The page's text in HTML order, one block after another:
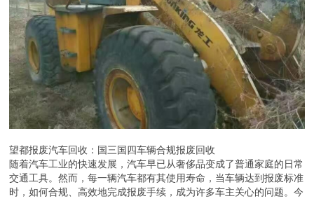
望都报废汽车回收：国三国四车辆合规报废回收
随着汽车工业的快速发展，汽车早已从奢侈品变成了普通家庭的日常
交通工具。然而，每一辆汽车都有其使用寿命，当车辆达到报废标准
时，如何合规、高效地完成报废手续，成为许多车主关心的问题。今